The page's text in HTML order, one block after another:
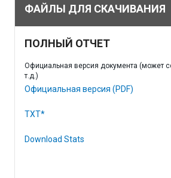
ФАЙЛЫ ДЛЯ СКАЧИВАНИЯ
ПОЛНЫЙ ОТЧЕТ
Официальная версия документа (может
т.д.)
Официальная версия (PDF)
TXT*
Download Stats